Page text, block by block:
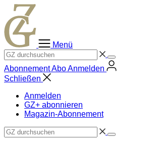
Zum
Inhalt
springen
Menü
AbonnementAboAnmelden
Schließen
Anmelden
GZ+ abonnieren
Magazin-Abonnement